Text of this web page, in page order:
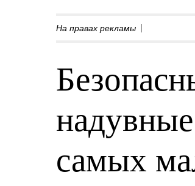
На правах рекламы
самых